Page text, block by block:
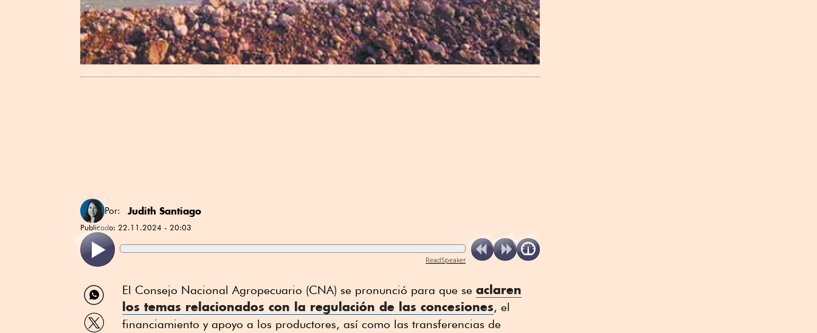
Por: Judith Santiago
Publicado: 22.11.2024 - 20:03
ReadSpeaker
Compartir
por
WhatsApp
Compartir
por
El Consejo Nacional Agropecuario (CNA) se pronunció para que se aclaren
los temas relacionados con la regulación de las concesiones, el
financiamiento y apoyo a los productores, así como las transferencias de